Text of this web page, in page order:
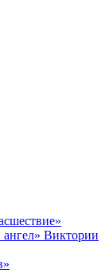
Виктории